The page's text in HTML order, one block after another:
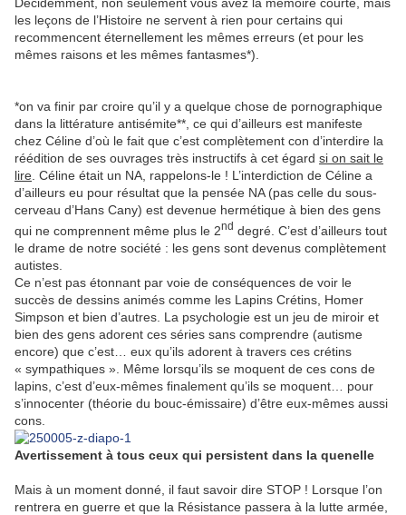
les leçons de l’Histoire ne servent à rien pour certains qui
recommencent éternellement les mêmes erreurs (et pour les
mêmes raisons et les mêmes fantasmes*).
*on va finir par croire qu’il y a quelque chose de pornographique
dans la littérature antisémite**, ce qui d’ailleurs est manifeste
chez Céline d’où le fait que c’est complètement con d’interdire la
réédition de ses ouvrages très instructifs à cet égard si on sait le
lire . Céline était un NA, rappelons-le ! L’interdiction de Céline a
d’ailleurs eu pour résultat que la pensée NA (pas celle du sous-
cerveau d’Hans Cany) est devenue hermétique à bien des gens
qui ne comprennent même plus le 2nd degré. C’est d’ailleurs tout
le drame de notre société : les gens sont devenus complètement
autistes.
Ce n’est pas étonnant par voie de conséquences de voir le
succès de dessins animés comme les Lapins Crétins, Homer
Simpson et bien d’autres. La psychologie est un jeu de miroir et
bien des gens adorent ces séries sans comprendre (autisme
encore) que c’est… eux qu’ils adorent à travers ces crétins
« sympathiques ». Même lorsqu’ils se moquent de ces cons de
lapins, c’est d’eux-mêmes finalement qu’ils se moquent… pour
s’innocenter (théorie du bouc-émissaire) d’être eux-mêmes aussi
cons.
Avertissement à tous ceux qui persistent dans la quenelle
Mais à un moment donné, il faut savoir dire STOP ! Lorsque l’on
rentrera en guerre et que la Résistance passera à la lutte armée,